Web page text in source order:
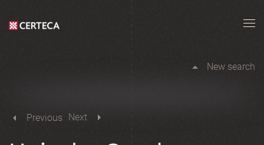
Skip to main content
New search
Previous Next